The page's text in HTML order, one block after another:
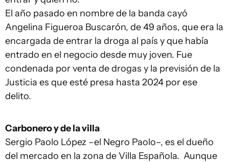
El año pasado en nombre de la banda cayó
Angelina Figueroa Buscarón, de 49 años, que era la
encargada de entrar la droga al país y que había
entrado en el negocio desde muy joven. Fue
condenada por venta de drogas y la previsión de la
Justicia es que esté presa hasta 2024 por ese
delito.
Carbonero y de la villa
Sergio Paolo López –el Negro Paolo–, es el dueño
del mercado en la zona de Villa Española. Aunque